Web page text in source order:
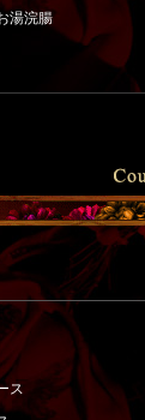
湯浣腸
ス